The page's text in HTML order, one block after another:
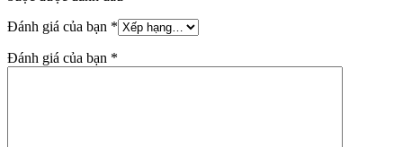
Đánh giá của bạn *
Đánh giá của bạn *